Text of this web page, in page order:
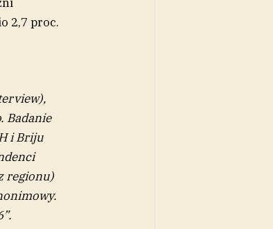
2,7 proc.
Badanie
i Briju
regionu)